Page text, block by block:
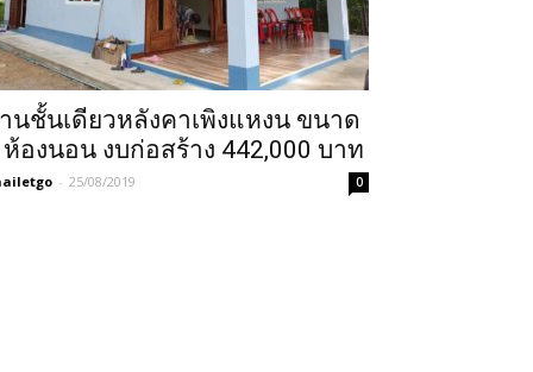
นชั้นเดียวหลังคาเพิงแหงน ขนาด
ห้องนอน งบก่อสร้าง 442,000 บาท
- 25/08/2019 0